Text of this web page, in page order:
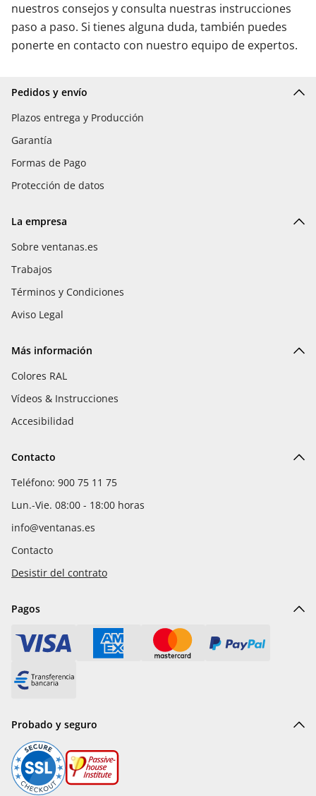
nuestros consejos y consulta nuestras instrucciones
paso a paso. Si tienes alguna duda, también puedes
ponerte en contacto con nuestro equipo de expertos.
Pedidos y envío
Plazos entrega y Producción
Garantía
Formas de Pago
Protección de datos
La empresa
Sobre ventanas.es
Trabajos
Términos y Condiciones
Aviso Legal
Más información
Colores RAL
Vídeos & Instrucciones
Accesibilidad
Contacto
Teléfono: 900 75 11 75
Lun.-Vie. 08:00 - 18:00 horas
info@ventanas.es
Contacto
Desistir del contrato
Pagos
Probado y seguro